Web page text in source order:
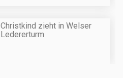
Christkind zieht in Welser
Ledererturm